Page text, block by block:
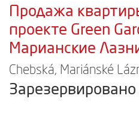
Продажа
проекте Green
Марианские
Chebská, Mariánské
Зарезервировано